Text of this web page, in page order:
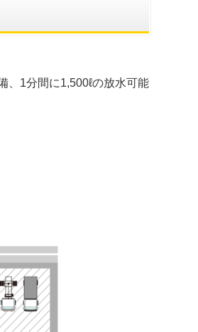
、1分間に1,500ℓの放水可能